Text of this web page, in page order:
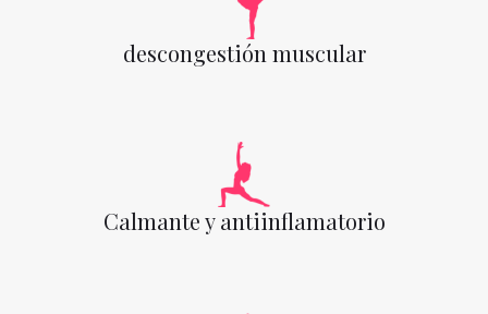
descongestión muscular
Calmante y antiinflamatorio